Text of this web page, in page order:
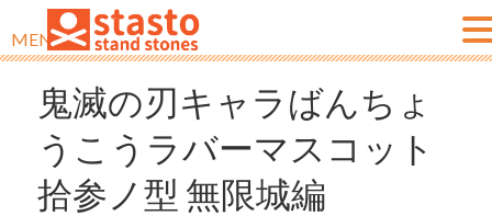
鬼滅の刃キャラばんちょ
うこうラバーマスコット
拾参ノ型 無限城編
MENU